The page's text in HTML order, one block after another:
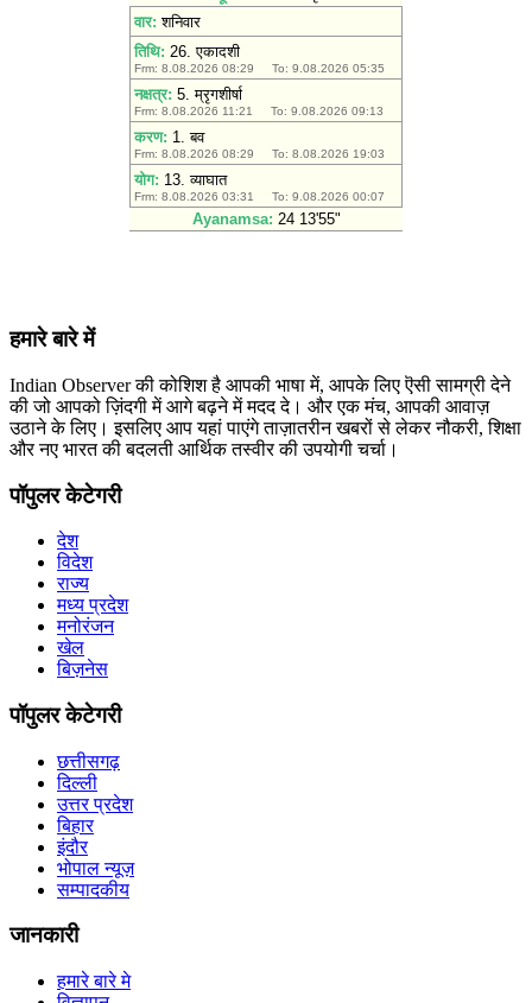
हमारे बारे में
Indian Observer की कोशिश है आपकी भाषा में, आपके लिए ऎसी सामग्री देने
की जो आपको ज़िंदगी में आगे बढ़ने में मदद दे। और एक मंच, आपकी आवाज़
उठाने के लिए। इसलिए आप यहां पाएंगे ताज़ातरीन खबरों से लेकर नौकरी, शिक्षा
और नए भारत की बदलती आर्थिक तस्वीर की उपयोगी चर्चा।
पॉपुलर केटेगरी
देश
विदेश
राज्य
मध्य प्रदेश
मनोरंजन
खेल
बिज़नेस
पॉपुलर केटेगरी
छत्तीसगढ़
दिल्ली
उत्तर प्रदेश
बिहार
इंदौर
भोपाल न्यूज़
सम्पादकीय
जानकारी
हमारे बारे मे